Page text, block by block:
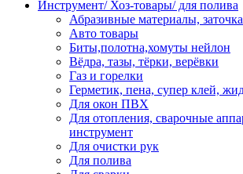
Инструмент/ Хоз-товары/ для полива
Абразивные материалы, заточка
Авто товары
Биты,полотна,хомуты нейлон
Вёдра, тазы, тёрки, верёвки
Газ и горелки
Герметик, пена, супер клей,
Для окон ПВХ
Для отопления, сварочные
инструмент
Для очистки рук
Для полива